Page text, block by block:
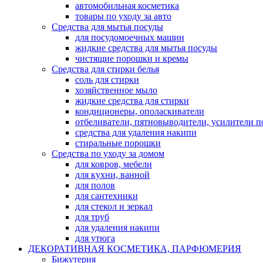
автомобильная косметика
товары по уходу за авто
Средства для мытья посуды
для посудомоечных машин
жидкие средства для мытья посуды
чистящие порошки и кремы
Средства для стирки белья
соль для стирки
хозяйственное мыло
жидкие средства для стирки
кондиционеры, ополаскиватели
отбеливатели, пятновыводители, усилители
средства для удаления накипи
стиральные порошки
Средства по уходу за домом
для ковров, мебели
для кухни, ванной
для полов
для сантехники
для стекол и зеркал
для труб
для удаления накипи
для утюга
ДЕКОРАТИВНАЯ КОСМЕТИКА, ПАРФЮМЕРИЯ
Бижутерия